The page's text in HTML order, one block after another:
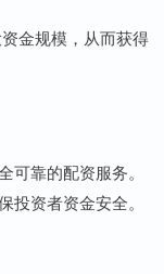
金规模，从而获得
靠的配资服务。
资者资金安全。